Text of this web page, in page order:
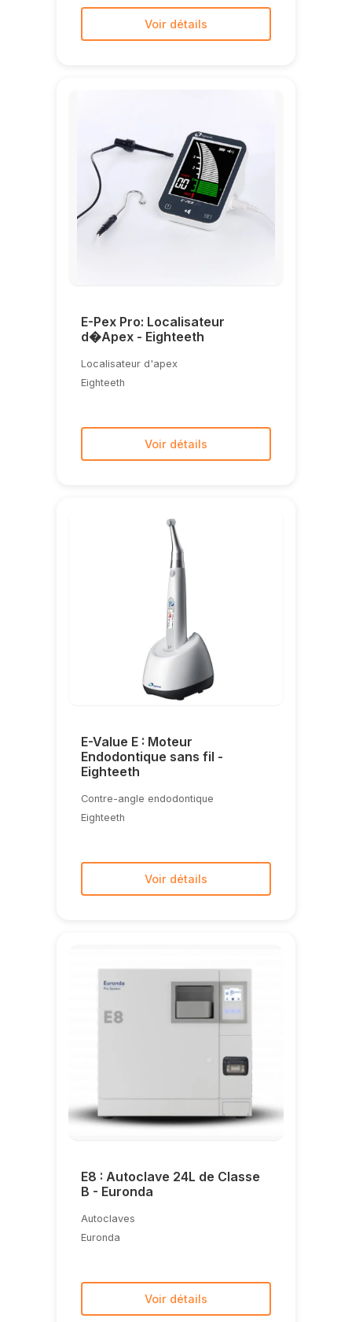
Voir détails
E-Pex Pro: Localisateur
d�Apex - Eighteeth
Localisateur d'apex
Eighteeth
Voir détails
E-Value E : Moteur
Endodontique sans fil -
Eighteeth
Contre-angle endodontique
Eighteeth
Voir détails
E8 : Autoclave 24L de Classe
B - Euronda
Autoclaves
Euronda
Voir détails